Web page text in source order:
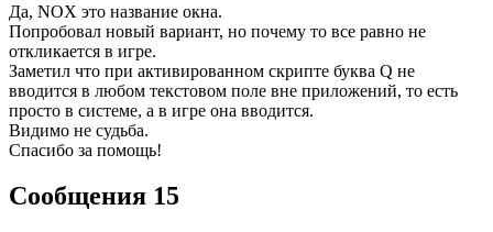
Да, NOX это название окна.
Попробовал новый вариант, но почему то все равно не
откликается в игре.
Заметил что при активированном скрипте буква Q не
вводится в любом текстовом поле вне приложений, то есть
просто в системе, а в игре она вводится.
Видимо не судьба.
Спасибо за помощь!
Сообщения 15